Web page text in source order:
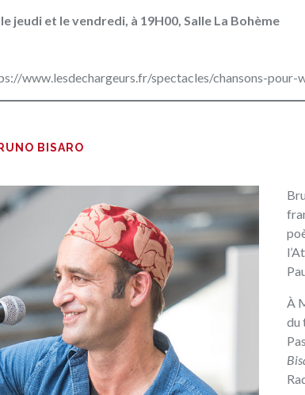
jeudi et le vendredi‭, ‬à 19H00‭, ‬Salle La Bohème
‬www.lesdechargeurs.fr/spectacles/chansons-pour-
BISARO
À‭
du